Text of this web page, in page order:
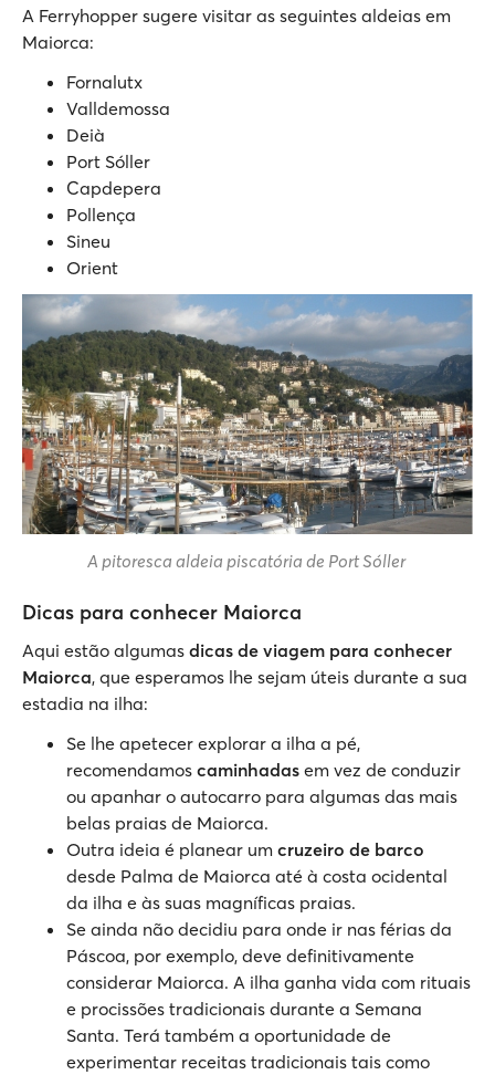
A Ferryhopper sugere visitar as seguintes aldeias em
Maiorca:
Fornalutx
Valldemossa
Deià
Port Sóller
Capdepera
Pollença
Sineu
Orient
A pitoresca aldeia piscatória de Port Sóller
Dicas para conhecer Maiorca
Aqui estão algumas dicas de viagem para conhecer
Maiorca, que esperamos lhe sejam úteis durante a sua
estadia na ilha:
Se lhe apetecer explorar a ilha a pé,
recomendamos caminhadas em vez de conduzir
ou apanhar o autocarro para algumas das mais
belas praias de Maiorca.
Outra ideia é planear um cruzeiro de barco
desde Palma de Maiorca até à costa ocidental
da ilha e às suas magníficas praias.
Se ainda não decidiu para onde ir nas férias da
Páscoa, por exemplo, deve definitivamente
considerar Maiorca. A ilha ganha vida com rituais
e procissões tradicionais durante a Semana
Santa. Terá também a oportunidade de
experimentar receitas tradicionais tais como